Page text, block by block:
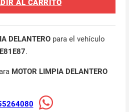
AL CARRITO
DELANTEROpara el vehículo
.
MOTOR LIMPIA DELANTERO